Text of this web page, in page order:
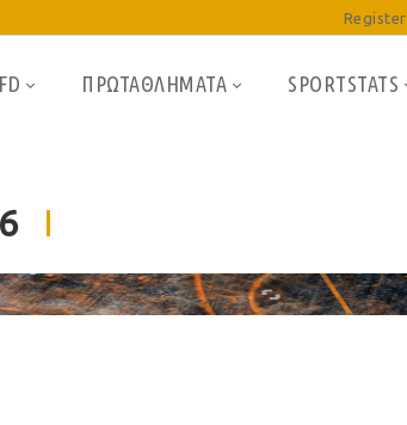
Register
ΠΡΩΤΑΘΛΗΜΑΤΑ SPORTSTATS